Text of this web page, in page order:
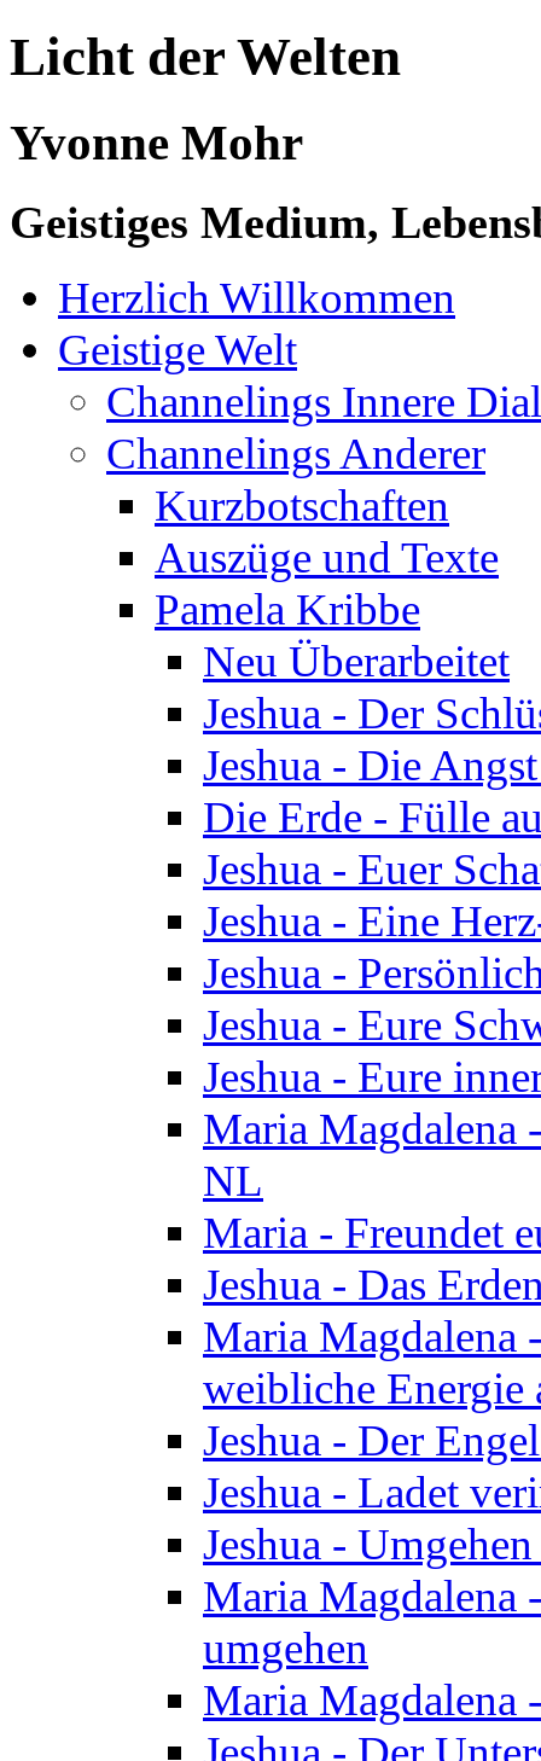
Licht der Welten
Yvonne Mohr
Geistiges Medium,
Herzlich Willkommen
Geistige Welt
Channelings Innere
Channelings Anderer
Kurzbotschaften
Auszüge und Texte
Pamela Kribbe
Neu Überarbeitet
Jeshua - Der
Jeshua - Die
Die Erde - Fülle
Jeshua - Euer
Jeshua - Eine
Jeshua -
Jeshua - Eure
Jeshua - Eure
Maria Magdalena
NL
Maria - Freundet
Jeshua - Das
Maria Magdalena
weibliche Energie
Jeshua - Der
Jeshua - Ladet
Jeshua -
Maria Magdalena
umgehen
Maria Magdalena